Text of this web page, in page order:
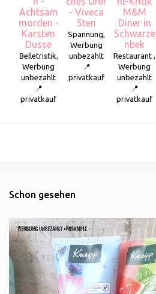
Achtsam
morden -
Karsten
Dusse
Belletristik,
Werbung
unbezahlt
📍
privatkauf
- Viveca
Sten
Spannung,
Werbung
unbezahlt
📍
privatkauf
M&M
Diner in
Schwarze
nbek
Restaurant ,
Werbung
unbezahlt
📍
privatkauf
Schon gesehen